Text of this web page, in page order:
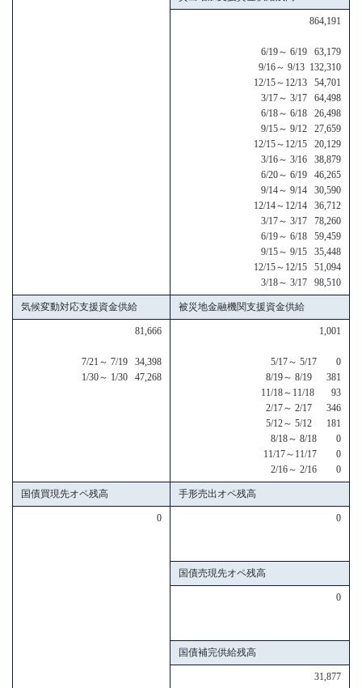
864,191
6/19～ 6/19 63,179
9/16～ 9/13 132,310
12/15～12/13 54,701
3/17～ 3/17 64,498
6/18～ 6/18 26,498
9/15～ 9/12 27,659
12/15～12/15 20,129
3/16～ 3/16 38,879
6/20～ 6/19 46,265
9/14～ 9/14 30,590
12/14～12/14 36,712
3/17～ 3/17 78,260
6/19～ 6/18 59,459
9/15～ 9/15 35,448
12/15～12/15 51,094
3/18～ 3/17 98,510
気候変動対応支援資金供給 被災地金融機関支援資金供給
81,666
7/21～ 7/19 34,398
1/30～ 1/30 47,268
1,001
5/17～ 5/17 0
8/19～ 8/19 381
11/18～11/18 93
2/17～ 2/17 346
5/12～ 5/12 181
8/18～ 8/18 0
11/17～11/17 0
2/16～ 2/16 0
国債買現先オペ残高 手形売出オペ残高
0 0
国債売現先オペ残高
0
国債補完供給残高
31,877